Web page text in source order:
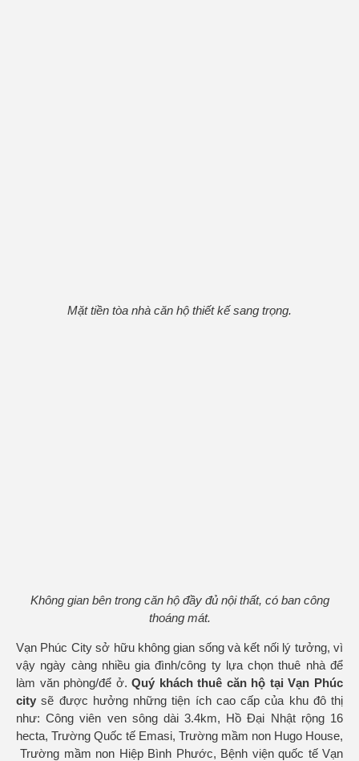
Mặt tiền tòa nhà căn hộ thiết kế sang trọng.
Không gian bên trong căn hộ đầy đủ nội thất, có ban công
thoáng mát.
Vạn Phúc City sở hữu không gian sống và kết nối lý tưởng, vì
vậy ngày càng nhiều gia đình/công ty lựa chọn thuê nhà để
làm văn phòng/để ở.Quý khách thuê căn hộ tại Vạn Phúc
city sẽ được hưởng những tiện ích cao cấp của khu đô thị
như: Công viên ven sông dài 3.4km, Hồ Đại Nhật rộng 16
hecta, Trường Quốc tế Emasi, Trường mầm non Hugo House,
Trường mầm non Hiệp Bình Phước, Bệnh viện quốc tế Vạn